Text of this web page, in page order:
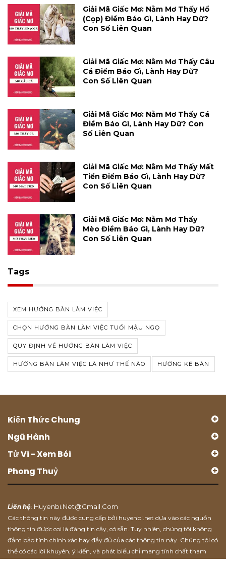
Giải Mã Giấc Mơ: Nằm Mơ Thấy Hổ
(cọp) Điềm Báo Gì, Lành Hay Dữ?
Con Số Liên Quan
Giải Mã Giấc Mơ: Nằm Mơ Thấy Câu
Cá Điềm Báo Gì, Lành Hay Dữ?
Con Số Liên Quan
Giải Mã Giấc Mơ: Nằm Mơ Thấy Cá
Điềm Báo Gì, Lành Hay Dữ? Con
Số Liên Quan
Giải Mã Giấc Mơ: Nằm Mơ Thấy Mất
Tiền Điềm Báo Gì, Lành Hay Dữ?
Con Số Liên Quan
Giải Mã Giấc Mơ: Nằm Mơ Thấy
Mèo Điềm Báo Gì, Lành Hay Dữ?
Con Số Liên Quan
Tags
XEM HƯỚNG BÀN LÀM VIỆC
CHỌN HƯỚNG BÀN LÀM VIỆC TUỔI MẬU NGỌ
QUY ĐỊNH VỀ HƯỚNG BÀN LÀM VIỆC
HƯỚNG BÀN LÀM VIỆC LÀ NHƯ THẾ NÀO HƯỚNG KÊ BÀN
Kiến Thức Chung
Ngũ Hành
Tử Vi - Xem Bói
Phong Thuỷ
Liên hệ: Huyenbi.net@gmail.com
Các thông tin này được cung cấp bởi huyenbi.net dựa vào các nguồn
thông tin được coi là đáng tin cậy, có sẵn. Tuy nhiên, chúng tôi không
đảm bảo tính chính xác hay đầy đủ của các thông tin này. Chúng tôi có
thể có các lời khuyên, ý kiến, và phát biểu chỉ mang tính chất tham